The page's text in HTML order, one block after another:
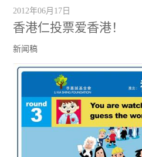
2012年06月17日
香港仁投票爱香港！
新闻稿